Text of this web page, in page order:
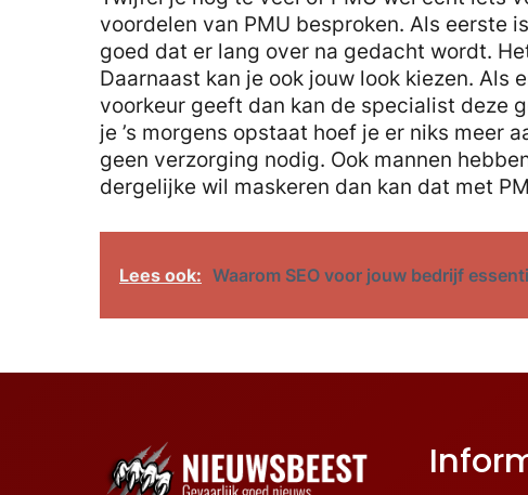
voordelen van PMU besproken. Als eerste
goed dat er lang over na gedacht wordt.
Daarnaast kan je ook jouw look kiezen.
voorkeur geeft dan kan de specialist deze
je ’s morgens opstaat hoef je er niks meer
geen verzorging nodig. Ook mannen
dergelijke wil maskeren dan kan dat met
Lees ook: Waarom SEO voor jouw bedrijf